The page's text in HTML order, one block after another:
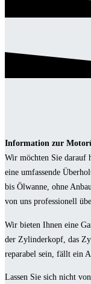
Information zur
Wir möchten Sie darauf
eine umfassende
bis Ölwanne, ohne
von uns professionell
Wir bieten Ihnen eine
der Zylinderkopf, das
reparabel sein, fällt ein
Lassen Sie sich nicht